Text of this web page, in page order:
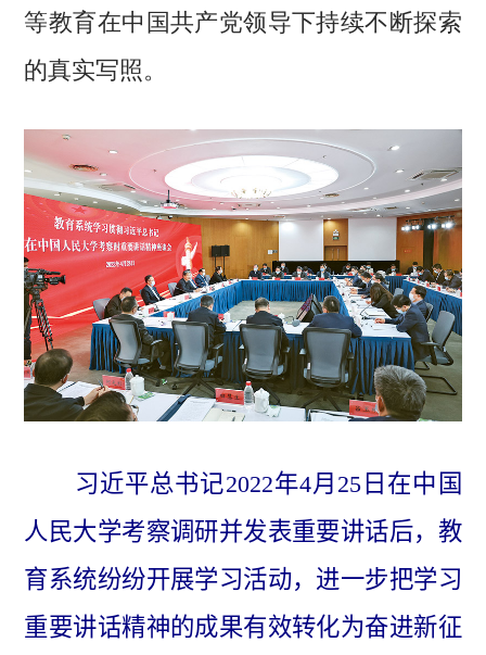
等教育在中国共产党领导下持续不断探索
的真实写照。
习近平总书记2022年4月25日在中国
人民大学考察调研并发表重要讲话后，教
育系统纷纷开展学习活动，进一步把学习
重要讲话精神的成果有效转化为奋进新征